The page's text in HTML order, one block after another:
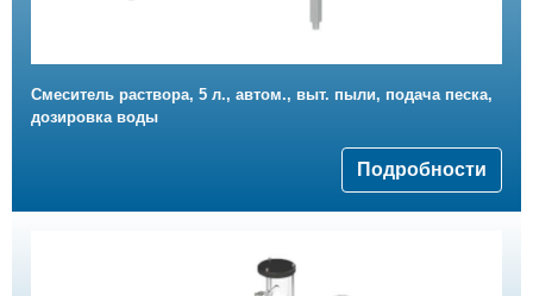
Смеситель раствора, 5 л., автом., выт. пыли, подача песка,
дозировка воды
Подробности